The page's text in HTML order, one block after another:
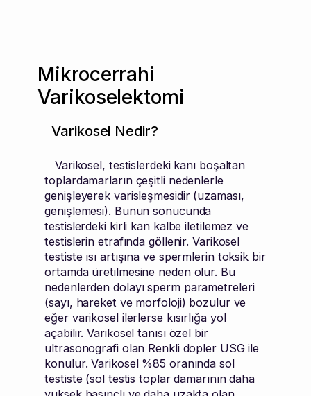
Mikrocerrahi
Varikoselektomi
Varikosel Nedir?
Varikosel, testislerdeki kanı boşaltan
toplardamarların çeşitli nedenlerle
genişleyerek varisleşmesidir (uzaması,
genişlemesi). Bunun sonucunda
testislerdeki kirli kan kalbe iletilemez ve
testislerin etrafında göllenir. Varikosel
testiste ısı artışına ve spermlerin toksik bir
ortamda üretilmesine neden olur. Bu
nedenlerden dolayı sperm parametreleri
(sayı, hareket ve morfoloji) bozulur ve
eğer varikosel ilerlerse kısırlığa yol
açabilir. Varikosel tanısı özel bir
ultrasonografi olan Renkli dopler USG ile
konulur. Varikosel %85 oranında sol
testiste (sol testis toplar damarının daha